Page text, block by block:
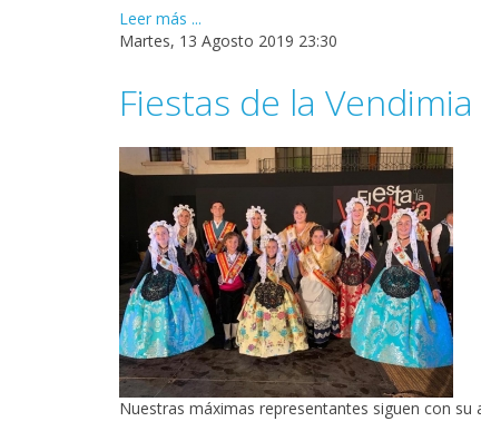
Leer más ...
Martes, 13 Agosto 2019 23:30
Fiestas de la
Nuestras máximas representantes siguen con su